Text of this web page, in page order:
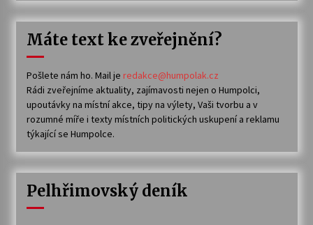
Máte text ke zveřejnění?
Pošlete nám ho. Mail je redakce@humpolak.cz
Rádi zveřejníme aktuality, zajímavosti nejen o Humpolci,
upoutávky na místní akce, tipy na výlety, Vaši tvorbu a v
rozumné míře i texty místních politických uskupení a reklamu
týkající se Humpolce.
Pelhřimovský deník